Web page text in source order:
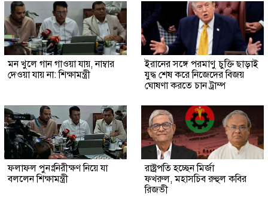
মন খুলে গান গাওয়া যায়, নাম্বার
দেওয়া যায় না: শিক্ষামন্ত্রী
ইরানের সঙ্গে পরমাণু চুক্তি ছাড়াই
যুদ্ধ শেষ করে নিজেদের বিজয়
ঘোষণা করতে চান ট্রাম্প
ফলাফল পুনঃনিরীক্ষণ নিয়ে যা
বললেন শিক্ষামন্ত্রী
রাষ্ট্রপতি হচ্ছেন মির্জা
ফখরুল, মহাসচিব রুহুল কবির
রিজভী